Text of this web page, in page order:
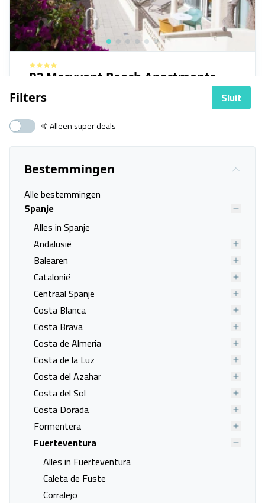
Filters Sluit
Alleen super deals
Bestemmingen
Alle bestemmingen
Spanje
Alles in Spanje
Andalusië
Balearen
Catalonië
Centraal Spanje
Costa Blanca
Costa Brava
Costa de Almeria
Costa de la Luz
Costa del Azahar
Costa del Sol
Costa Dorada
Formentera
Fuerteventura
Alles in Fuerteventura
Caleta de Fuste
Corralejo
R2 Maryvent Beach Apartments
Fuerteventura, Costa Calma
Vanafprijs p.p.
€ 649,00 Bekijk deal
Hotel Cooee Taimar
Fuerteventura, Costa Calma
01 sep. - 08 sep.